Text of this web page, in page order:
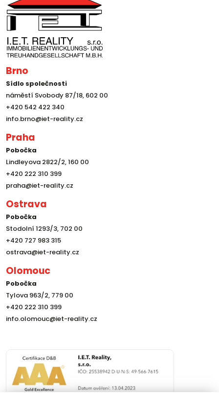
Brno
Sídlo společnosti
náměstí Svobody 87/18, 602 00
+420 542 422 340
info.brno@iet-reality.cz
Praha
Pobočka
Lindleyova 2822/2, 160 00
+420 222 310 399
praha@iet-reality.cz
Ostrava
Pobočka
Stodolní 1293/3, 702 00
+420 727 983 315
ostrava@iet-reality.cz
Olomouc
Pobočka
Tylova 963/2, 779 00
+420 222 310 399
info.olomouc@iet-reality.cz